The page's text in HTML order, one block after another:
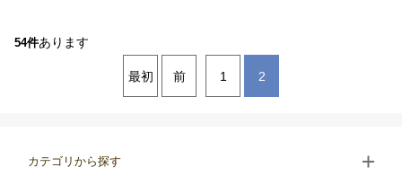
54件あります
最初 前 1 2
カテゴリから探す